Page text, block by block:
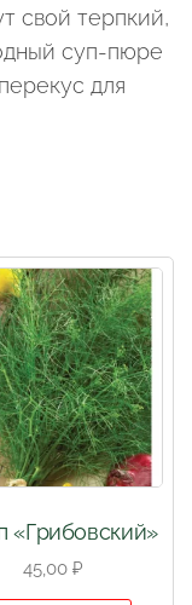
свой терпкий,
суп-пюре
для
«Грибовский»
45,00 ₽